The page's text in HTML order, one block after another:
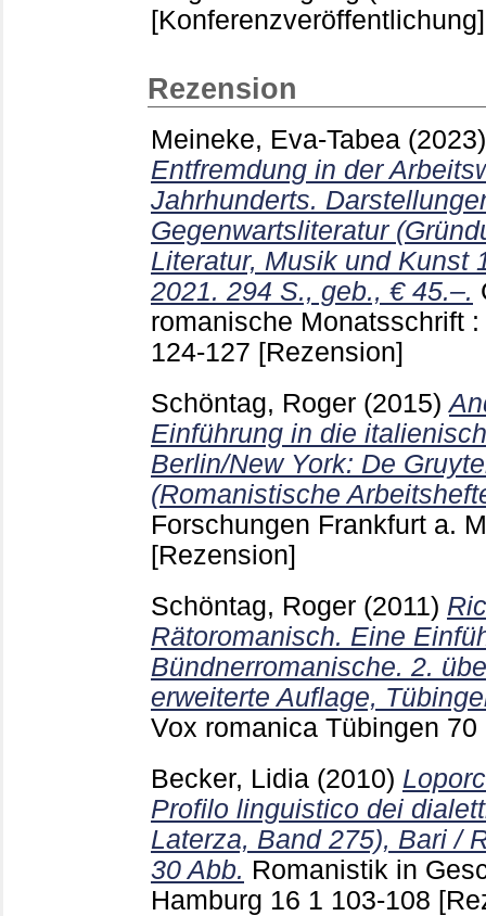
[Konferenzveröffentlichung]
Rezension
Meineke, Eva-Tabea
Entfremdung in der
Jahrhunderts.
Gegenwartsliteratur
Literatur, Musik und Kunst
2021. 294 S., geb., € 45.–.
romanische Monatsschrift
124-127 [Rezension]
Schöntag, Roger (2015)
Einführung in die
Berlin/New York: De
(Romanistische
Forschungen Frankfurt a.
[Rezension]
Schöntag, Roger (2011)
Rätoromanisch. Eine
Bündnerromanische. 2.
erweiterte Auflage,
Vox romanica Tübingen
Becker, Lidia (2010)
Profilo linguistico dei
Laterza, Band 275), Bari /
30 Abb. Romanistik in
Hamburg 16 1 103-108